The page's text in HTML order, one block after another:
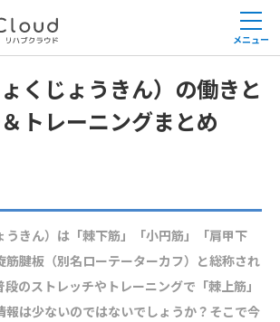
メニュー
くじょうきん）の働きと
トレーニングまとめ
うきん）は「棘下筋」「小円筋」「肩甲下
筋腱板（別名ローテーターカフ）と総称され
のストレッチやトレーニングで「棘上筋」
報は少ないのではないでしょうか？そこで今